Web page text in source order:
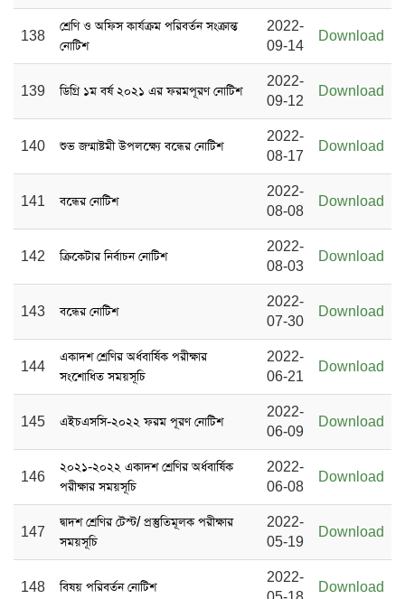
138
শ্রেণি ও অফিস কার্যক্রম পরিবর্তন সংক্রান্ত
নোটিশ
2022-
09-14
Download
139 ডিগ্রি ১ম বর্ষ ২০২১ এর ফরমপূরণ নোটিশ
2022-
09-12
Download
140 শুভ জন্মাষ্টমী উপলক্ষ্যে বন্ধের নোটিশ
2022-
08-17
Download
141 বন্ধের নোটিশ
2022-
08-08
Download
142 ক্রিকেটার নির্বাচন নোটিশ
2022-
08-03
Download
143 বন্ধের নোটিশ
2022-
07-30
Download
144
একাদশ শ্রেণির অর্ধবার্ষিক পরীক্ষার
সংশোধিত সময়সূচি
2022-
06-21
Download
145 এইচএসসি-২০২২ ফরম পূরণ নোটিশ
2022-
06-09
Download
146
২০২১-২০২২ একাদশ শ্রেণির অর্ধবার্ষিক
পরীক্ষার সময়সূচি
2022-
06-08
Download
147
দ্বাদশ শ্রেণির টেস্ট/ প্রস্তুতিমূলক পরীক্ষার
সময়সূচি
2022-
05-19
Download
148 বিষয় পরিবর্তন নোটিশ
2022-
Download